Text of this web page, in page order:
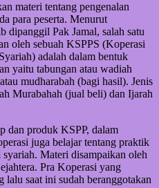
materi tentang pengenalan
para peserta. Menurut
dipanggil Pak Jamal, salah satu
oleh sebuah KSPPS (Koperasi
adalah dalam bentuk
yaitu tabungan atau wadiah
mudharabah (bagi hasil). Jenis
Murabahah (jual beli) dan Ijarah
dan produk KSPP, dalam
juga belajar tentang praktik
Materi disampaikan oleh
Pra Koperasi yang
saat ini sudah beranggotakan